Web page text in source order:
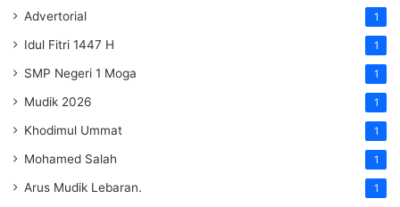
Advertorial 1
Idul Fitri 1447 H 1
SMP Negeri 1 Moga 1
Mudik 2026 1
Khodimul Ummat 1
Mohamed Salah 1
Arus Mudik Lebaran. 1